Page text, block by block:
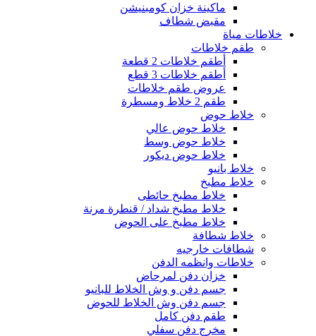
ماكينة خزان كومبنيشن
مقبض شطاف
خلاطات مياة
طقم خلاطات
أطقم خلاطات 2 قطعة
أطقم خلاطات 3 قطع
عروض طقم خلاطات
طقم 2 خلاط ومسطرة
خلاط حوض
خلاط حوض عالي
خلاط حوض وسط
خلاط حوض ديكور
خلاط بانيو
خلاط مطبخ
خلاط مطبخ حائطى
خلاط مطبخ شداد / قنطرة مرنة
خلاط مطبخ على الحوض
خلاط شطافة
شطافات خارجيه
خلاطات وانظمه الدفن
خزان دفن لمرحاض
جسم دفن و وش الخلاط للبانيو
جسم دفن وش الخلاط للحوض
طقم دفن كامل
مخرج دفن سفلي